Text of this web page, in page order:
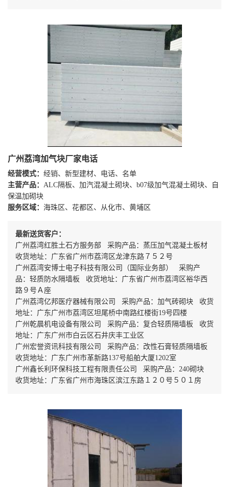
广州荔湾加气块厂家电话
经营模式： 经销、新型建材、电话、名单
主营产品： ALC隔板、加汽混凝土砌块、b07级加气混凝土砌块、自
保温加砌块
服务区域： 海珠区、花都区、从化市、黄埔区
最新送货客户：
广州荔湾红胜土石方服务部 采购产品：蒸压加气混凝土板材
收货地址：广东省广州市荔湾区龙津东路７５２号
广州荔湾安博士电子科技有限公司（国际业务部） 采购产
品：轻质防水隔墙板 收货地址：广东省广州市荔湾区裕华西
路９号Ａ座
广州荔湾亿邦医疗器械有限公司 采购产品：加气砖砌块 收货
地址：广东广州市荔湾区坦尾桥中南路红楼街19号四楼
广州乾晨机电设备有限公司 采购产品：复合轻质隔墙板 收货
地址：广东广州市白云区石井庆丰工业区
广州宏誉资讯科技有限公司 采购产品：改性石膏轻质隔墙板
收货地址：广东广州市革新路137号船舶大厦1202室
广州鑫长利环保科技工程有限责任公司 采购产品：240砌块
收货地址：广东省广州市海珠区滨江东路１２０号５０１房